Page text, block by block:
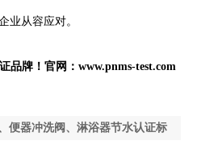
业从容应对。
品牌！官网： www.pnms-test.com
便器冲洗阀、淋浴器节水认证标